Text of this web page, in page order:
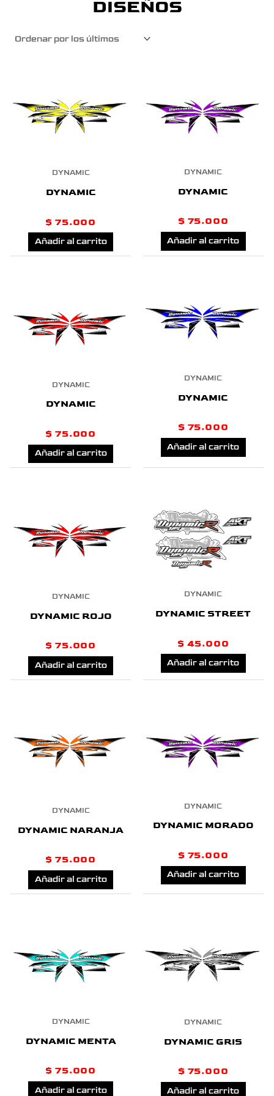
DISEÑOS
DYNAMIC
DYNAMIC
$ 75.000
Añadir al carrito
DYNAMIC
DYNAMIC
$ 75.000
Añadir al carrito
DYNAMIC
DYNAMIC
$ 75.000
Añadir al carrito
DYNAMIC
DYNAMIC
$ 75.000
Añadir al carrito
DYNAMIC
DYNAMIC ROJO
$ 75.000
Añadir al carrito
DYNAMIC
DYNAMIC STREET
$ 45.000
Añadir al carrito
DYNAMIC
DYNAMIC NARANJA
$ 75.000
Añadir al carrito
DYNAMIC
DYNAMIC MORADO
$ 75.000
Añadir al carrito
DYNAMIC
DYNAMIC MENTA
$ 75.000
Añadir al carrito
DYNAMIC
DYNAMIC GRIS
$ 75.000
Añadir al carrito